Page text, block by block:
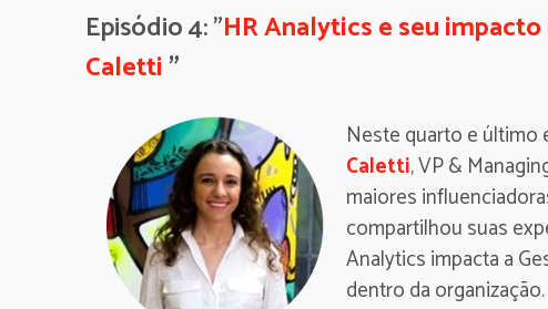
Episódio 4: "HR Analytics e seu
Caletti"
Neste quarto e último
Caletti, VP &
maiores
compartilhou suas
Analytics impacta a
dentro da organização.